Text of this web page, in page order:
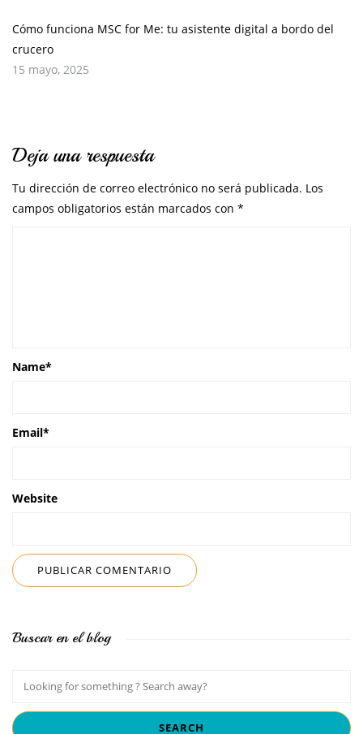
Cómo funciona MSC for Me: tu asistente digital a bordo del
crucero
15 mayo, 2025
Deja una respuesta
Tu dirección de correo electrónico no será publicada. Los
campos obligatorios están marcados con *
Name*
Email*
Website
Buscar en el blog